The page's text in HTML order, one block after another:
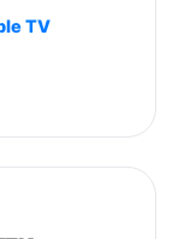
S26 Ultra
S26+ Violet
TV